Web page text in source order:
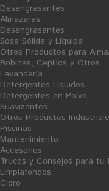
Desengrasantes
Almazaras
Desengrasantes
Sosa Sólida y Líquida
Otros Productos para
Bobinas, Cepillos y Otros.
Lavandería
Detergentes Liquidos
Detergentes en Polvo
Suavizantes
Otros Productos
Piscinas
Mantenimiento
Accesorios
Trucos y Consejos para tu
Limpiafondos
Cloro
Fregasuelos Neutros...
Suelos Delicados
Sort by